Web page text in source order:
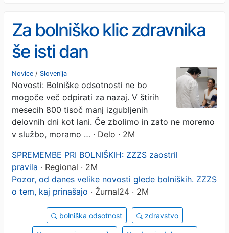
Za bolniško klic zdravnika
še isti dan
Novice / Slovenija
Novosti: Bolniške odsotnosti ne bo
mogoče več odpirati za nazaj. V štirih
mesecih 800 tisoč manj izgubljenih
delovnih dni kot lani. Če zbolimo in zato ne moremo
v službo, moramo … · Delo · 2M
SPREMEMBE PRI BOLNIŠKIH: ZZZS zaostril
pravila · Regional · 2M
Pozor, od danes velike novosti glede bolniških. ZZZS
o tem, kaj prinašajo · Žurnal24 · 2M
bolniška odsotnost zdravstvo